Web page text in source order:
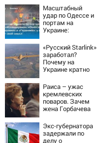
из себя – но
хотелось бы
большего
Масштабный
удар по Одессе и
портам на
Украине:
новости,
подробности об
ударах России 9
августа 2026 года
«Русский Starlink»
заработал?
Почему на
Украине кратно
точность
попаданий по
объектам ВСУ
Раиса – ужас
кремлевских
поваров. Зачем
жена Горбачева
видов каши
каждое утро?
Экс-губернатора
задержали по
делу о